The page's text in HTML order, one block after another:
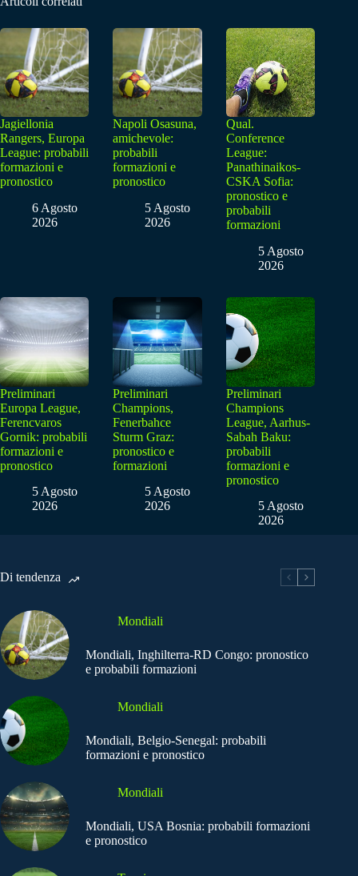
Jagiellonia
Rangers, Europa
League: probabili
formazioni e
pronostico
6 Agosto
2026
Napoli Osasuna,
amichevole:
probabili
formazioni e
pronostico
5 Agosto
2026
Qual.
Conference
League:
Panathinaikos-
CSKA Sofia:
pronostico e
probabili
formazioni
5 Agosto
2026
Preliminari
Europa League,
Ferencvaros
Gornik: probabili
formazioni e
pronostico
5 Agosto
2026
Preliminari
Champions,
Fenerbahce
Sturm Graz:
pronostico e
formazioni
5 Agosto
2026
Preliminari
Champions
League, Aarhus-
Sabah Baku:
probabili
formazioni e
pronostico
5 Agosto
2026
Di tendenza
Mondiali
Mondiali, Inghilterra-RD Congo: pronostico
e probabili formazioni
Mondiali
Mondiali, Belgio-Senegal: probabili
formazioni e pronostico
Mondiali
Mondiali, USA Bosnia: probabili formazioni
e pronostico